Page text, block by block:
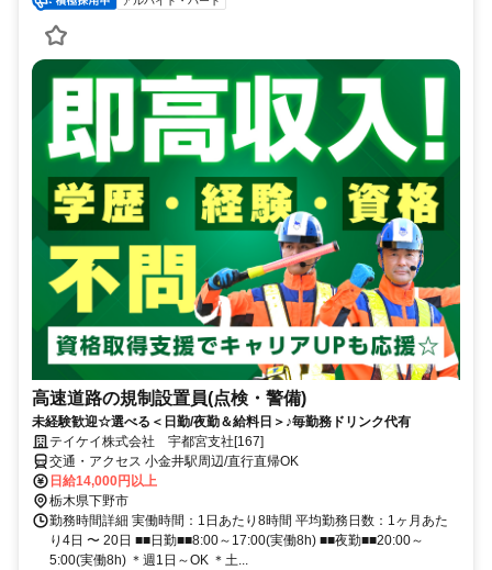
高速道路の規制設置員(点検・警備)
未経験歓迎☆選べる＜日勤/夜勤＆給料日＞♪毎勤務ドリンク代有
テイケイ株式会社 宇都宮支社[167]
交通・アクセス 小金井駅周辺/直行直帰OK
日給14,000円以上
栃木県下野市
勤務時間詳細 実働時間：1日あたり8時間 平均勤務日数：1ヶ月あた
り4日 〜 20日 ■■日勤■■8:00～17:00(実働8h) ■■夜勤■■20:00～
5:00(実働8h) ＊週1日～OK ＊土...